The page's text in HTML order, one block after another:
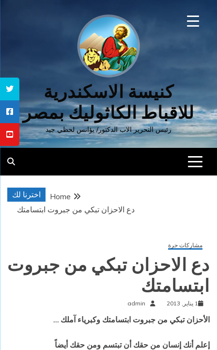
كنيسة الاسكندرية
للاقباط الكاثوليك بمصر
رئيس التحرير الاب الدكتور/ يؤانس لحظي جيد
اخترنا لك
Home
دع الاحزان تبكي من جبروت ابتسامتك
مشاركات حرة
دع الاحزان تبكي من جبروت
ابتسامتك
1 يناير, 2013 admin
الأحزان تبكي من جبروت ابتسامتك وكبرياء آملك …
إعلم أنك إنسان من حقك أن تبتسم ومن حقك أيضاً